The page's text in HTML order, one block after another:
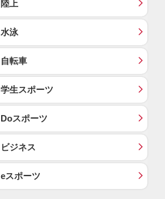
陸上
水泳
自転車
学生スポーツ
Doスポーツ
ビジネス
eスポーツ